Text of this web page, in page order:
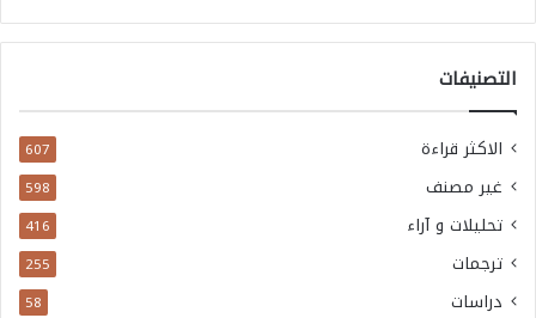
التصنيفات
الاكثر قراءة 607
غير مصنف 598
تحليلات و آراء 416
ترجمات 255
دراسات 58